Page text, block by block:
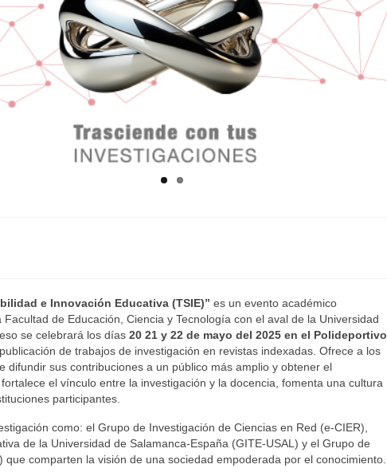
e Innovación Educativa (TSIE)” es un evento académico
de Educación, Ciencia y Tecnología con el aval de la Universidad
se celebrará los días 20 21 y 22 de mayo del 2025 en el Polideportivo
de trabajos de investigación en revistas indexadas. Ofrece a los
difundir sus contribuciones a un público más amplio y obtener el
el vínculo entre la investigación y la docencia, fomenta una cultura
participantes.
como: el Grupo de Investigación de Ciencias en Red (e-CIER),
de la Universidad de Salamanca-España (GITE-USAL) y el Grupo de
comparten la visión de una sociedad empoderada por el conocimiento.